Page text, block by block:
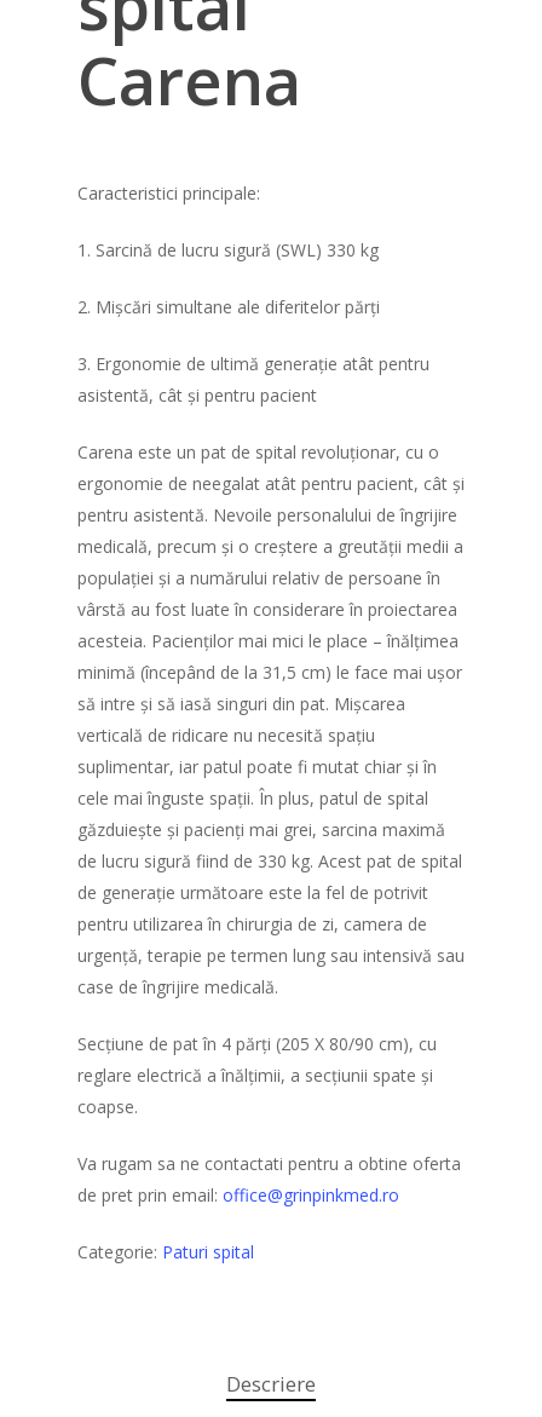
Carena
Caracteristici principale:
1. Sarcină de lucru sigură (SWL) 330 kg
2. Mișcări simultane ale diferitelor părți
3. Ergonomie de ultimă generație atât pentru
asistentă, cât și pentru pacient
Carena este un pat de spital revoluționar, cu o
ergonomie de neegalat atât pentru pacient, cât și
pentru asistentă. Nevoile personalului de îngrijire
medicală, precum și o creștere a greutății medii a
populației și a numărului relativ de persoane în
vârstă au fost luate în considerare în proiectarea
acesteia. Pacienților mai mici le place – înălțimea
minimă (începând de la 31,5 cm) le face mai ușor
să intre și să iasă singuri din pat. Mișcarea
verticală de ridicare nu necesită spațiu
suplimentar, iar patul poate fi mutat chiar și în
cele mai înguste spații. În plus, patul de spital
găzduiește și pacienți mai grei, sarcina maximă
de lucru sigură fiind de 330 kg. Acest pat de spital
de generație următoare este la fel de potrivit
pentru utilizarea în chirurgia de zi, camera de
urgență, terapie pe termen lung sau intensivă sau
case de îngrijire medicală.
Secțiune de pat în 4 părți (205 X 80/90 cm), cu
reglare electrică a înălțimii, a secțiunii spate și
coapse.
Va rugam sa ne contactati pentru a obtine oferta
de pret prin email: office@grinpinkmed.ro
Categorie: Paturi spital
Descriere